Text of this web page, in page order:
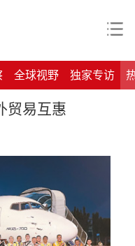
全球视野 独家专访
贸易互惠